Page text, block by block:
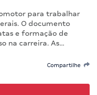
para trabalhar
O documento
e formação de
na carreira. As…
Compartilhe